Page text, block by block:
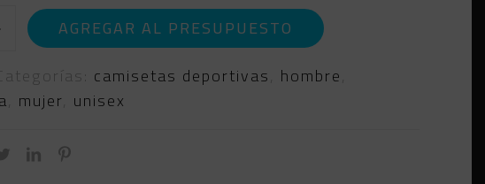
AGREGAR AL PRESUPUESTO
camisetas deportivas hombre
mujer unisex